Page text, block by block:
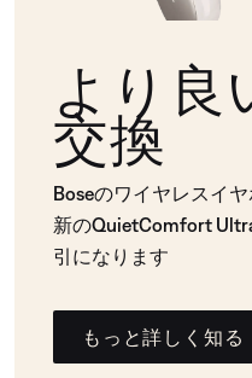
より良
交換
Boseのワイヤレスイ
新のQuietComfort
引になります
もっと詳しく知る